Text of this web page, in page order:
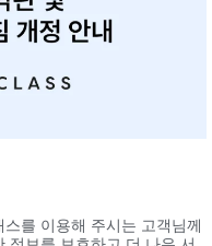
를 이용해 주시는 고객님께